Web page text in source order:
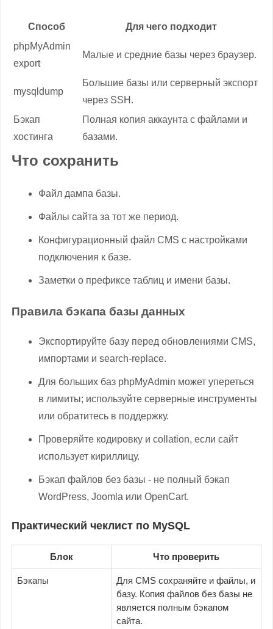
Способ
Для чего подходит
phpMyAdmin
export
Малые и средние базы через браузер.
mysqldump
Большие базы или серверный экспорт
через SSH.
Бэкап
хостинга
Полная копия аккаунта с файлами и
базами.
Что сохранить
Файл дампа базы.
Файлы сайта за тот же период.
Конфигурационный файл CMS с настройками
подключения к базе.
Заметки о префиксе таблиц и имени базы.
Правила бэкапа базы данных
Экспортируйте базу перед обновлениями CMS,
импортами и search-replace.
Для больших баз phpMyAdmin может упереться
в лимиты; используйте серверные инструменты
или обратитесь в поддержку.
Проверяйте кодировку и collation, если сайт
использует кириллицу.
Бэкап файлов без базы - не полный бэкап
WordPress, Joomla или OpenCart.
Практический чеклист по MySQL
Блок Что проверить
Бэкапы
Для CMS сохраняйте и файлы, и
базу. Копия файлов без базы не
является полным бэкапом
сайта.